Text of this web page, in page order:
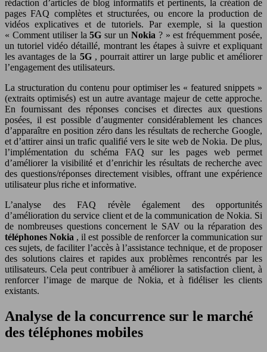
rédaction d’articles de blog informatifs et pertinents, la création de
pages FAQ complètes et structurées, ou encore la production de
vidéos explicatives et de tutoriels. Par exemple, si la question
« Comment utiliser la5Gsur un Nokia ? » est fréquemment posée,
un tutoriel vidéo détaillé, montrant les étapes à suivre et expliquant
les avantages de la 5G , pourrait attirer un large public et améliorer
l’engagement des utilisateurs.
La structuration du contenu pour optimiser les « featured snippets »
(extraits optimisés) est un autre avantage majeur de cette approche.
En fournissant des réponses concises et directes aux questions
posées, il est possible d’augmenter considérablement les chances
d’apparaître en position zéro dans les résultats de recherche Google,
et d’attirer ainsi un trafic qualifié vers le site web de Nokia. De plus,
l’implémentation du schéma FAQ sur les pages web permet
d’améliorer la visibilité et d’enrichir les résultats de recherche avec
des questions/réponses directement visibles, offrant une expérience
utilisateur plus riche et informative.
L’analyse des FAQ révèle également des opportunités
d’amélioration du service client et de la communication de Nokia. Si
de nombreuses questions concernent le SAV ou la réparation des
téléphones Nokia , il est possible de renforcer la communication sur
ces sujets, de faciliter l’accès à l’assistance technique, et de proposer
des solutions claires et rapides aux problèmes rencontrés par les
utilisateurs. Cela peut contribuer à améliorer la satisfaction client, à
renforcer l’image de marque de Nokia, et à fidéliser les clients
existants.
Analyse de la concurrence sur le marché
des téléphones mobiles